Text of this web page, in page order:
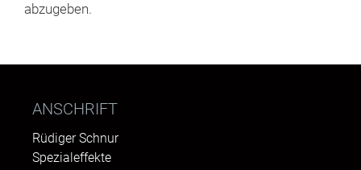
abzugeben.
ANSCHRIFT
Rüdiger Schnur
Spezialeffekte